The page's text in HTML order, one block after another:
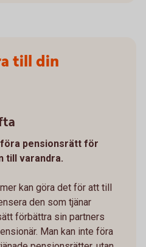
till din
pensionsrätt för
till varandra.
kan göra det för att till
den som tjänar
förbättra sin partners
Man kan inte föra